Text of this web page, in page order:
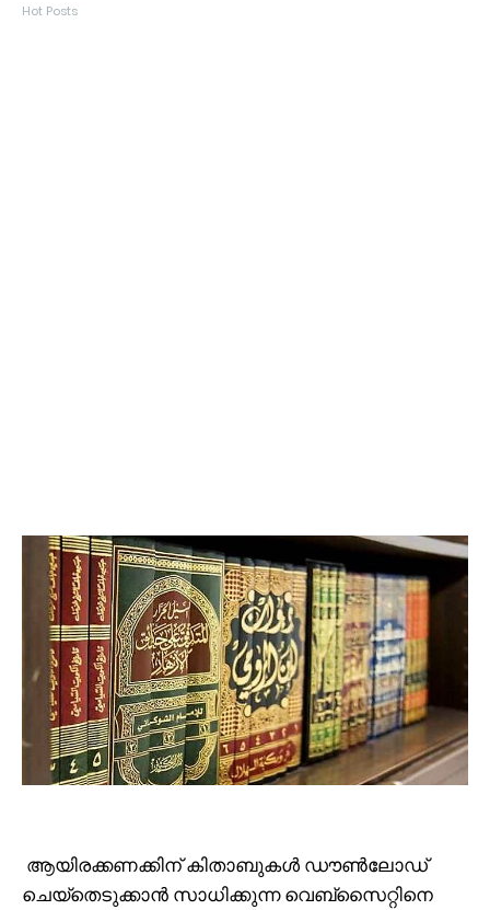
Hot Posts
ആയിരക്കണക്കിന് കിതാബുകള്‍ ഡൗണ്‍ലോഡ്
ചെയ്‌തെടുക്കാന്‍ സാധിക്കുന്ന വെബ്‌സൈറ്റിനെ